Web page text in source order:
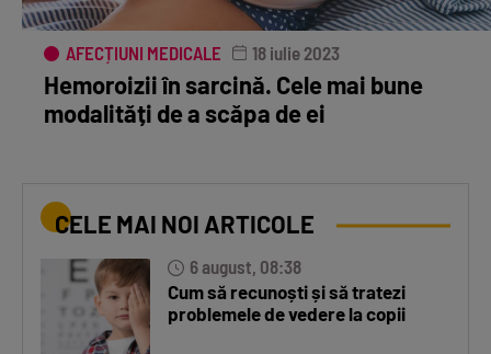
AFECȚIUNI MEDICALE 18 iulie 2023
Hemoroizii în sarcină. Cele mai bune
modalități de a scăpa de ei
CELE MAI NOI ARTICOLE
6 august, 08:38
Cum să recunoști și să tratezi
problemele de vedere la copii